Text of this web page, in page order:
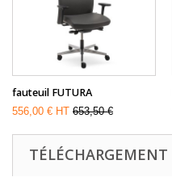
fauteuil FUTURA
556,00 € HT 653,50 €
TÉLÉCHARGEMENT